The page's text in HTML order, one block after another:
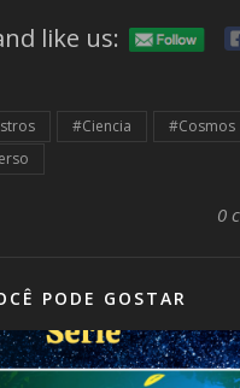
like us:
#Ciencia
#Cosmos
0
PODE GOSTAR